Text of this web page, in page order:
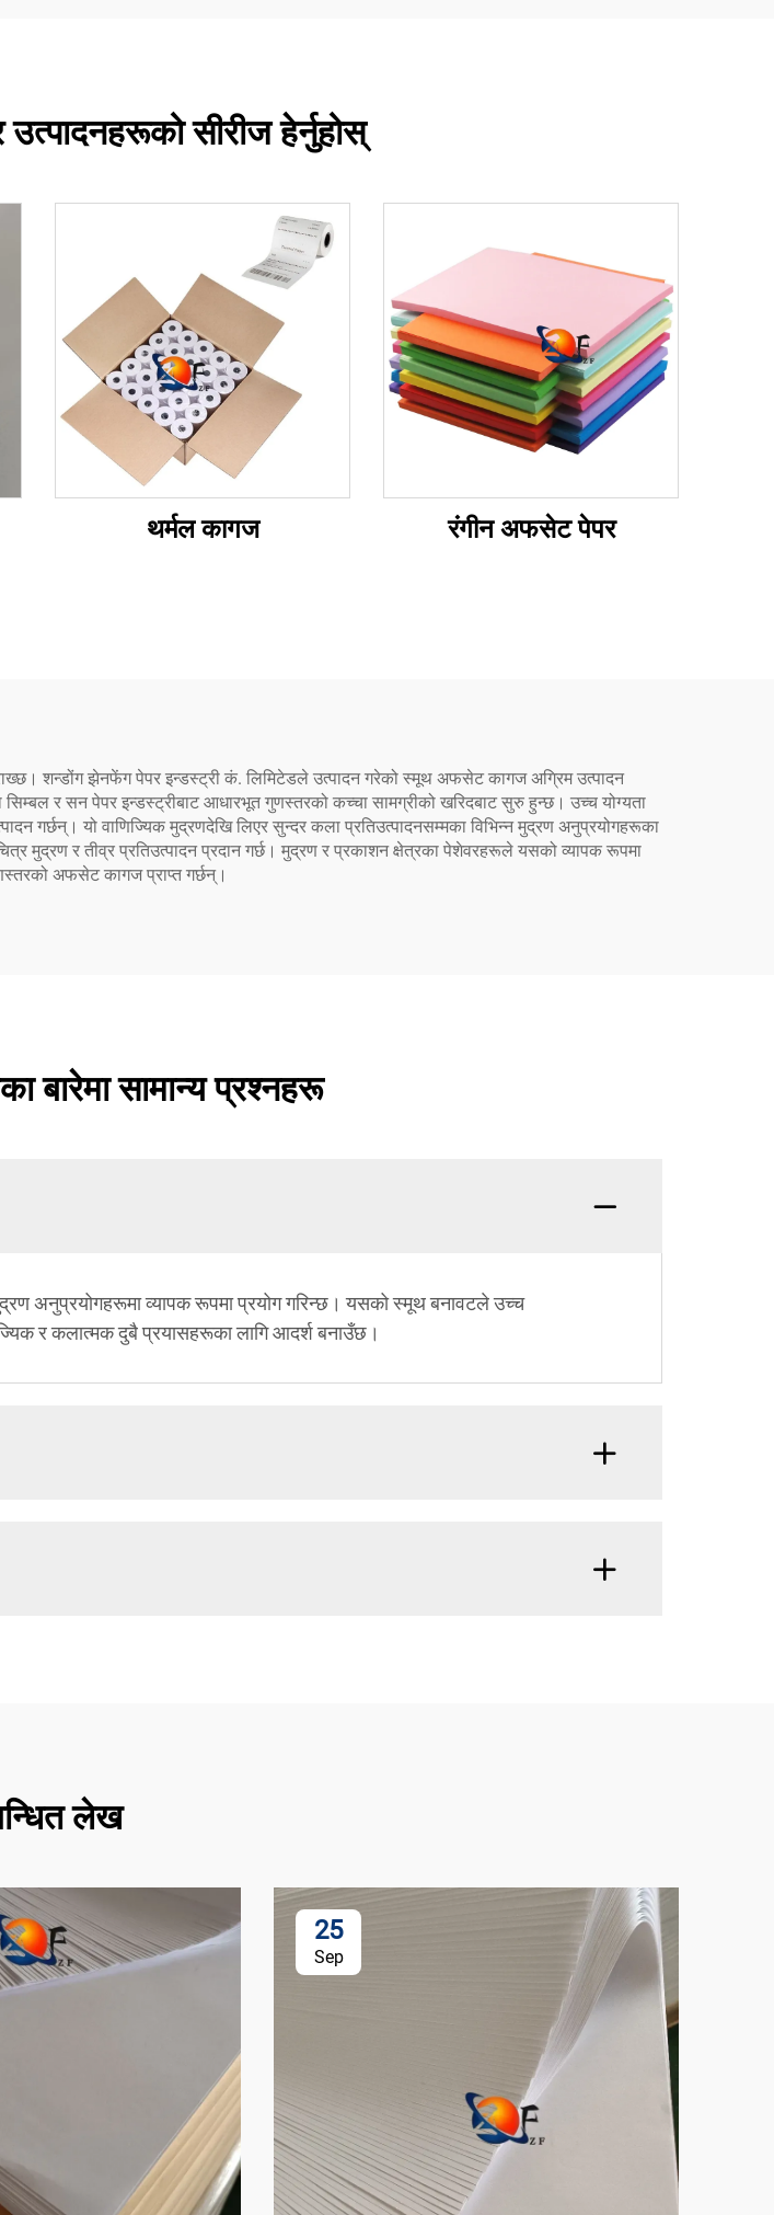
सीरीज हेर्नुहोस्
थर्मल कागज रंगीन अफसेट पेपर
शन्डोंग झेनफेंग पेपर इन्डस्ट्री कं. लिमिटेडले उत्पादन गरेको स्मूथ अफसेट कागज अग्रिम उत्पादन
र सन पेपर इन्डस्ट्रीबाट आधारभूत गुणस्तरको कच्चा सामग्रीको खरिदबाट सुरु हुन्छ। उच्च योग्यता
गर्छन्। यो वाणिज्यिक मुद्रणदेखि लिएर सुन्दर कला प्रतिउत्पादनसम्मका विभिन्न मुद्रण अनुप्रयोगहरूका
मुद्रण र तीव्र प्रतिउत्पादन प्रदान गर्छ। मुद्रण र प्रकाशन क्षेत्रका पेशेवरहरूले यसको व्यापक रूपमा
अफसेट कागज प्राप्त गर्छन्।
सामान्य प्रश्नहरू
अनुप्रयोगहरूमा व्यापक रूपमा प्रयोग गरिन्छ। यसको स्मूथ बनावटले उच्च
र कलात्मक दुबै प्रयासहरूका लागि आदर्श बनाउँछ।
लेख
25
Sep